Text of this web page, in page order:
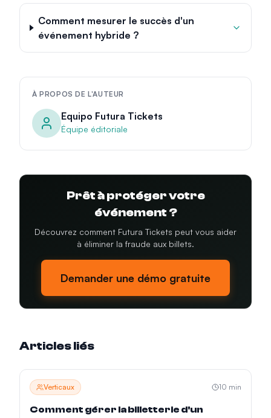
Comment mesurer le succès d'un
événement hybride ?
À PROPOS DE L'AUTEUR
Equipo Futura Tickets
Équipe éditoriale
Prêt à protéger votre
événement ?
Découvrez comment Futura Tickets peut vous aider
à éliminer la fraude aux billets.
Demander une démo gratuite
Articles liés
Verticaux 10 min
Comment gérer la billetterie d'un